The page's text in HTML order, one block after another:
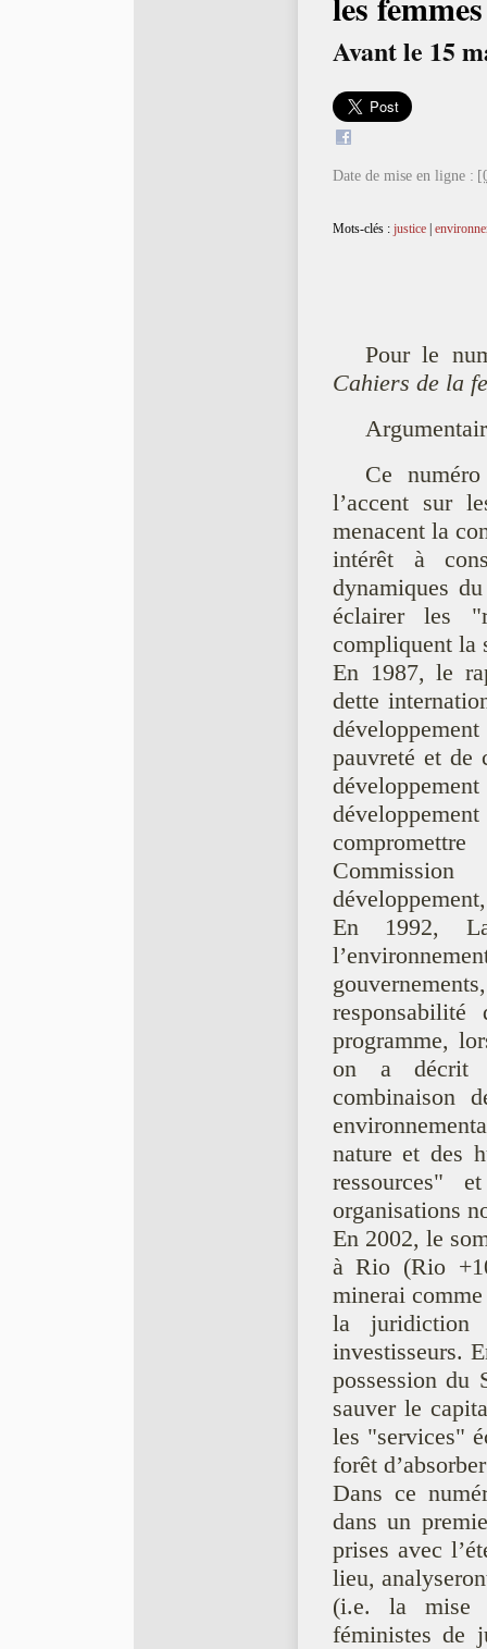
Avant le 15
Date de mise en ligne :
Mots-clés : justice|
Pour le
Cahiers de la
Ce
l’accent sur
menacent la
intérêt à
dynamiques
éclairer les
compliquent la
En 1987, le
dette
pauvreté et de
En 1992,
responsabilité
programme,
on a décrit
combinaison
nature et des
ressources"
organisations
En 2002, le
à Rio (Rio
minerai
la juridiction
investisseurs.
possession du
sauver le
les "services"
forêt
Dans ce
dans un
prises avec
lieu,
(i.e. la mise
féministes de